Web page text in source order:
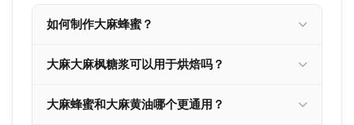
如何制作大麻蜂蜜？
大麻大麻枫糖浆可以用于烘焙吗？
大麻蜂蜜和大麻黄油哪个更通用？